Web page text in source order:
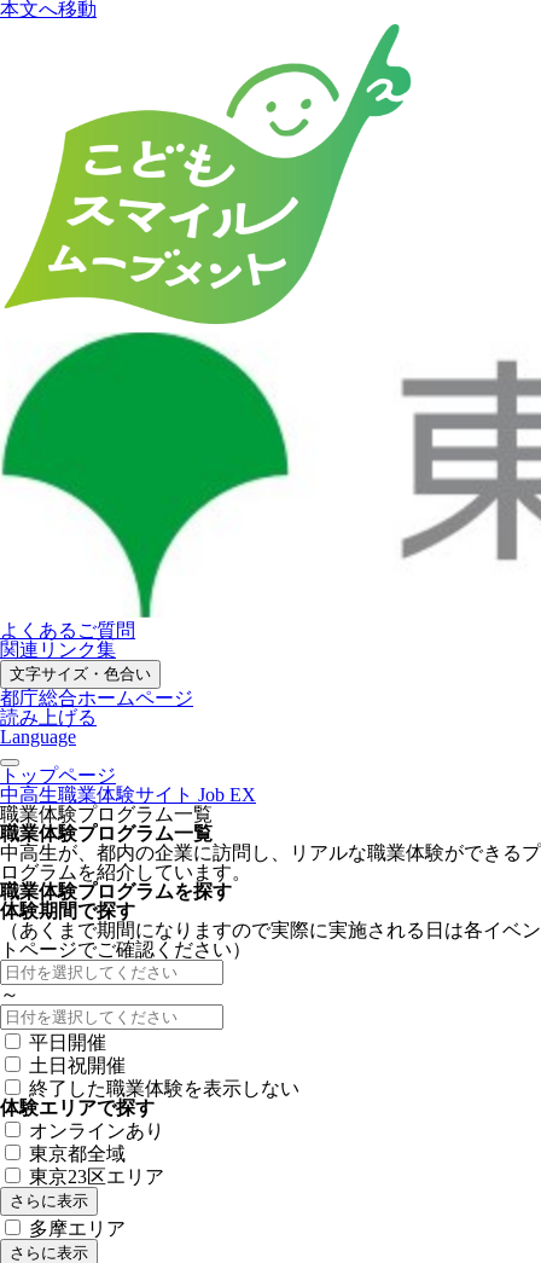
本文へ移動
よくあるご質問
関連リンク集
文字サイズ・色合い
都庁総合ホームページ
読み上げる
Language
トップページ
中高生職業体験サイト Job EX
職業体験プログラム一覧
職業体験プログラム一覧
中高生が、都内の企業に訪問し、リアルな職業体験ができるプ
ログラムを紹介しています。
職業体験プログラムを探す
体験期間で探す
（あくまで期間になりますので実際に実施される日は各イベン
トページでご確認ください）
～
平日開催
土日祝開催
終了した職業体験を表示しない
体験エリアで探す
オンラインあり
東京都全域
東京23区エリア
さらに表示
多摩エリア
さらに表示